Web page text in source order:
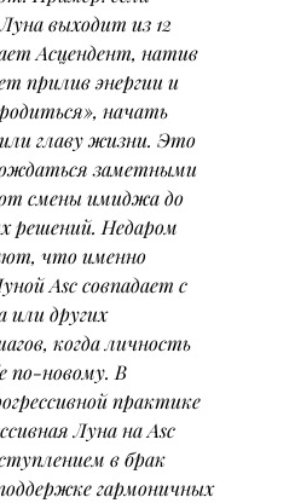
выходит из 12
Асцендент, натив
прилив энергии и
начать
главу жизни. Это
заметными
смены имиджа до
решений. Недаром
что именно
Asc совпадает с
или других
когда личность
по-новому. В
практике
Луна на Asc
в брак
гармоничных